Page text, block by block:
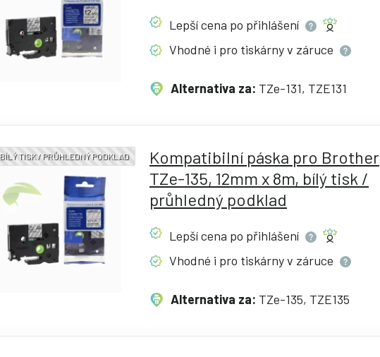
Lepší cena po přihlášení
Vhodné i pro tiskárny v záruce
Alternativa za: TZe-131, TZE131
BÍLÝ TISK / PRŮHLEDNÝ PODKLAD
Kompatibilní páska pro Brother
TZe-135, 12mm x 8m, bílý tisk /
průhledný podklad
Lepší cena po přihlášení
Vhodné i pro tiskárny v záruce
Alternativa za: TZe-135, TZE135